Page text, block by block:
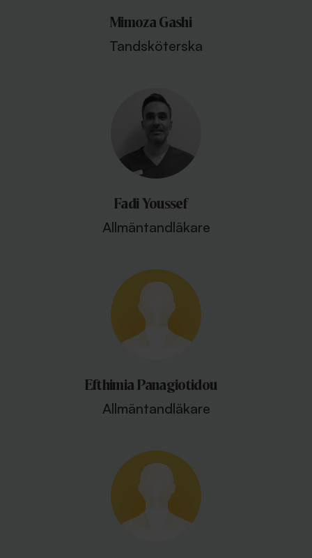
Mimoza Gashi
Tandsköterska
Fadi Youssef
Allmäntandläkare
Efthimia Panagiotidou
Allmäntandläkare